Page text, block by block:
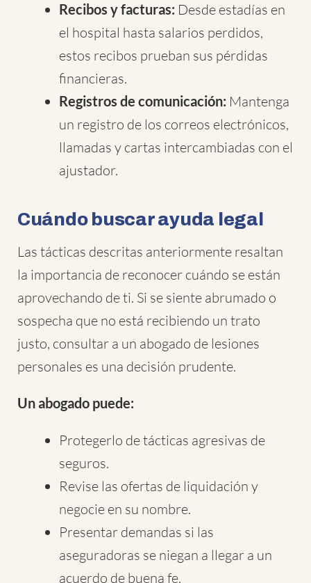
Recibos y facturas: Desde estadías en
el hospital hasta salarios perdidos,
estos recibos prueban sus pérdidas
financieras.
Registros de comunicación: Mantenga
un registro de los correos electrónicos,
llamadas y cartas intercambiadas con el
ajustador.
Cuándo buscar ayuda legal
Las tácticas descritas anteriormente resaltan
la importancia de reconocer cuándo se están
aprovechando de ti. Si se siente abrumado o
sospecha que no está recibiendo un trato
justo, consultar a un abogado de lesiones
personales es una decisión prudente.
Un abogado puede:
Protegerlo de tácticas agresivas de
seguros.
Revise las ofertas de liquidación y
negocie en su nombre.
Presentar demandas si las
aseguradoras se niegan a llegar a un
acuerdo de buena fe.